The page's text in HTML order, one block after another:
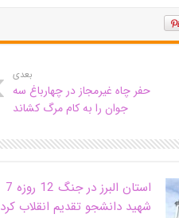
بعدی
حفر چاه غیرمجاز در چهارباغ سه
جوان را به کام مرگ کشاند
استان البرز در جنگ 12 روزه 7
شهید دانشجو تقدیم انقلاب کرد